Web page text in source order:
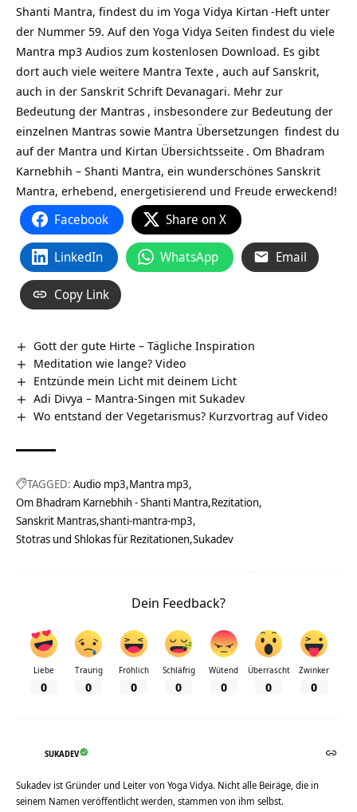
Shanti Mantra, findest du im Yoga Vidya Kirtan -Heft unter
der Nummer 59. Auf den Yoga Vidya Seiten findest du viele
Mantra mp3 Audios zum kostenlosen Download. Es gibt
dort auch viele weitere Mantra Texte , auch auf Sanskrit,
auch in der Sanskrit Schrift Devanagari. Mehr zur
Bedeutung der Mantras , insbesondere zur Bedeutung der
einzelnen Mantras sowie Mantra Übersetzungen findest du
aufder Mantra und Kirtan Übersichtsseite . Om Bhadram
Karnebhih – Shanti Mantra, ein wunderschönes Sanskrit
Mantra, erhebend, energetisierend und Freude erweckend!
Facebook Share on X
LinkedIn WhatsApp Email
Copy Link
Gott der gute Hirte – Tägliche Inspiration
Meditation wie lange? Video
Entzünde mein Licht mit deinem Licht
Adi Divya – Mantra-Singen mit Sukadev
Wo entstand der Vegetarismus? Kurzvortrag auf Video
TAGGED: Audio mp3 Mantra mp3
Om Bhadram Karnebhih - Shanti Mantra Rezitation
Sanskrit Mantras shanti-mantra-mp3
Stotras und Shlokas für Rezitationen Sukadev
Dein Feedback?
Liebe
0
Traurig
0
Fröhlich
0
Schläfrig
0
Wütend
0
Überrascht
0
Zwinker
0
SUKADEV
Sukadev ist Gründer und Leiter von Yoga Vidya. Nicht alle Beiräge, die in
seinem Namen veröffentlicht werden, stammen von ihm selbst.